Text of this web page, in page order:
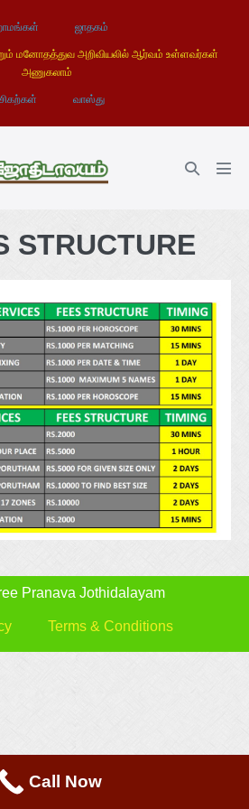
ஜாதகம்
மனோதத்துவ அறிவியலில் ஆர்வம் உள்ளவர்கள்
அணுகலாம்
வாஸ்து
STRUCTURE
Pranava Jothidalayam
Terms & Conditions
Call Now